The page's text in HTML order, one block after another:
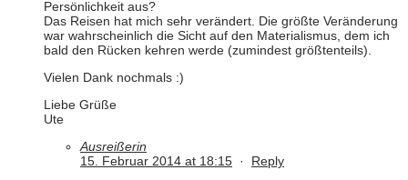
Persönlichkeit aus?
Das Reisen hat mich sehr verändert. Die größte Veränderung
war wahrscheinlich die Sicht auf den Materialismus, dem ich
bald den Rücken kehren werde (zumindest größtenteils).
Vielen Dank nochmals :)
Liebe Grüße
Ute
Ausreißerin
15. Februar 2014 at 18:15 · Reply